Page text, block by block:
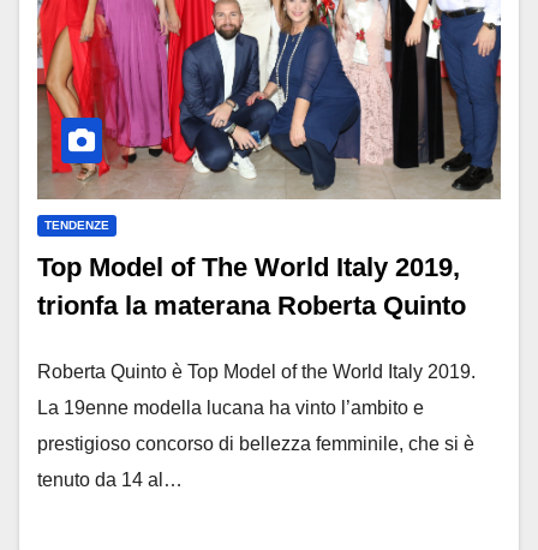
TENDENZE
Top Model of The World Italy 2019,
trionfa la materana Roberta Quinto
Roberta Quinto è Top Model of the World Italy 2019.
La 19enne modella lucana ha vinto l’ambito e
prestigioso concorso di bellezza femminile, che si è
tenuto da 14 al…